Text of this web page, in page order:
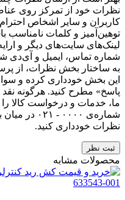
نظرات خود از تمرکز روی
کاربران و سایر اشخاص
توهین‌آمیز و کلمات نامناسب
لینک‌های سایت‌های دیگر و
شماره تماس، ایمیل و آی‌دی
به ساختار بخش نظرات، از
این بخش خودداری کرده و
پاسخ» مطرح کنید. هرگونه
شماره‌ی
نظرات خودداری کنید.
ثبت نظر
محصولات مشابه